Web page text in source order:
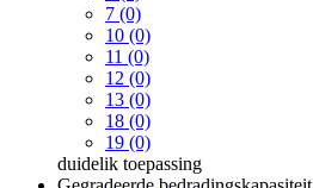
7 (0)
10 (0)
11 (0)
12 (0)
13 (0)
18 (0)
19 (0)
duidelik toepassing